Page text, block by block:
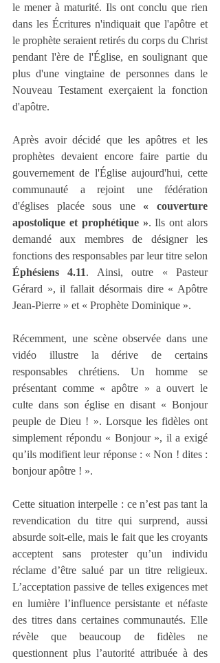
le mener à maturité. Ils ont conclu que rien
dans les Écritures n'indiquait que l'apôtre et
le prophète seraient retirés du corps du Christ
pendant l'ère de l'Église, en soulignant que
plus d'une vingtaine de personnes dans le
Nouveau Testament exerçaient la fonction
d'apôtre.
Après avoir décidé que les apôtres et les
prophètes devaient encore faire partie du
gouvernement de l'Église aujourd'hui, cette
communauté a rejoint une fédération
d'églises placée sous une « couverture
apostolique et prophétique ». Ils ont alors
demandé aux membres de désigner les
Éphésiens 4.11. Ainsi, outre « Pasteur
Gérard », il fallait désormais dire « Apôtre
Jean-Pierre » et « Prophète Dominique ».
Récemment, une scène observée dans une
vidéo illustre la dérive de certains
responsables chrétiens. Un homme se
présentant comme « apôtre » a ouvert le
culte dans son église en disant « Bonjour
peuple de Dieu ! ». Lorsque les fidèles ont
simplement répondu « Bonjour », il a exigé
qu’ils modifient leur réponse : « Non ! dites :
bonjour apôtre ! ».
Cette situation interpelle : ce n’est pas tant la
revendication du titre qui surprend, aussi
absurde soit-elle, mais le fait que les croyants
acceptent sans protester qu’un individu
réclame d’être salué par un titre religieux.
L’acceptation passive de telles exigences met
en lumière l’influence persistante et néfaste
des titres dans certaines communautés. Elle
révèle que beaucoup de fidèles ne
questionnent plus l’autorité attribuée à des